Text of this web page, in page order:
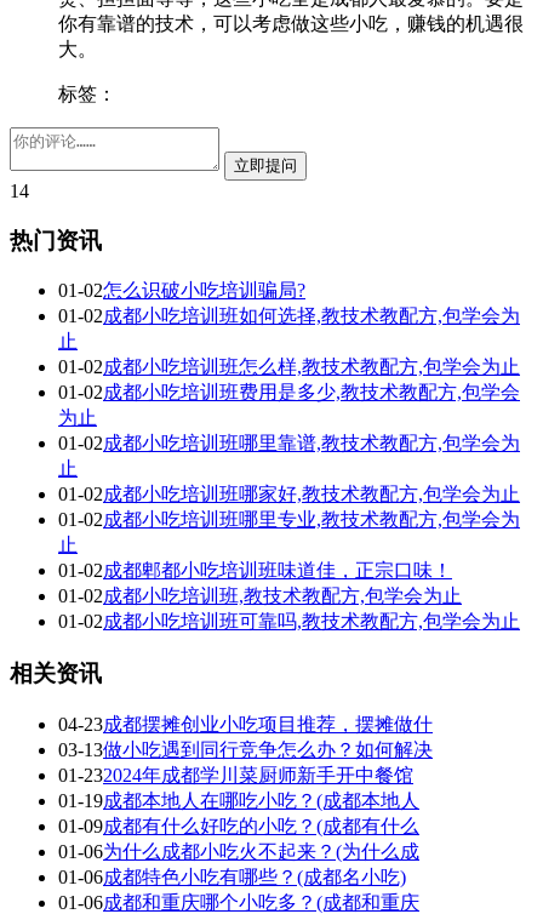
你有靠谱的技术，可以考虑做这些小吃，赚钱的机遇很
大。
标签：
14
热门资讯
01-02怎么识破小吃培训骗局?
01-02成都小吃培训班如何选择,教技术教配方,包学会为
止
01-02成都小吃培训班怎么样,教技术教配方,包学会为止
01-02成都小吃培训班费用是多少,教技术教配方,包学会
为止
01-02成都小吃培训班哪里靠谱,教技术教配方,包学会为
止
01-02成都小吃培训班哪家好,教技术教配方,包学会为止
01-02成都小吃培训班哪里专业,教技术教配方,包学会为
止
01-02成都郫都小吃培训班味道佳，正宗口味！
01-02成都小吃培训班,教技术教配方,包学会为止
01-02成都小吃培训班可靠吗,教技术教配方,包学会为止
相关资讯
04-23成都摆摊创业小吃项目推荐，摆摊做什
03-13做小吃遇到同行竞争怎么办？如何解决
01-232024年成都学川菜厨师新手开中餐馆
01-19成都本地人在哪吃小吃？(成都本地人
01-09成都有什么好吃的小吃？(成都有什么
01-06为什么成都小吃火不起来？(为什么成
01-06成都特色小吃有哪些？(成都名小吃)
01-06成都和重庆哪个小吃多？(成都和重庆